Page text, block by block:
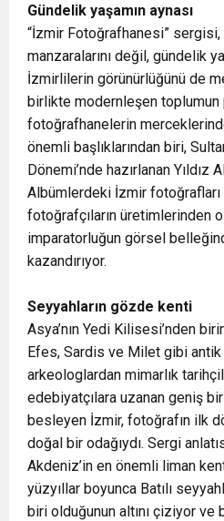
Gündelik yaşamın aynası
“İzmir Fotoğrafhanesi” sergisi,
manzaralarını değil, gündelik
İzmirlilerin görünürlüğünü de
birlikte modernleşen toplumun
fotoğrafhanelerin
önemli başlıklarından biri,
Dönemi’nde hazırlanan Yıldız
Albümlerdeki İzmir
fotoğrafçıların üretimlerinden
imparatorluğun görsel
kazandırıyor.
Seyyahların gözde kenti
Asya’nın Yedi Kilisesi’nden
Efes, Sardis ve Milet gibi antik
arkeologlardan mimarlık
edebiyatçılara uzanan geniş
besleyen İzmir, fotoğrafın ilk
doğal bir odağıydı. Sergi
Akdeniz’in en önemli liman
yüzyıllar boyunca Batılı
biri olduğunun altını çiziyor